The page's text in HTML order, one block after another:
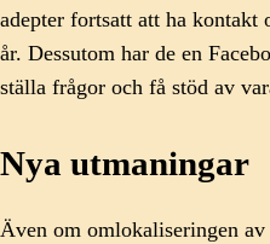
adepter fortsatt att ha kontakt
år. Dessutom har de en
ställa frågor och få stöd av
Nya utmaningar
Även om omlokaliseringen